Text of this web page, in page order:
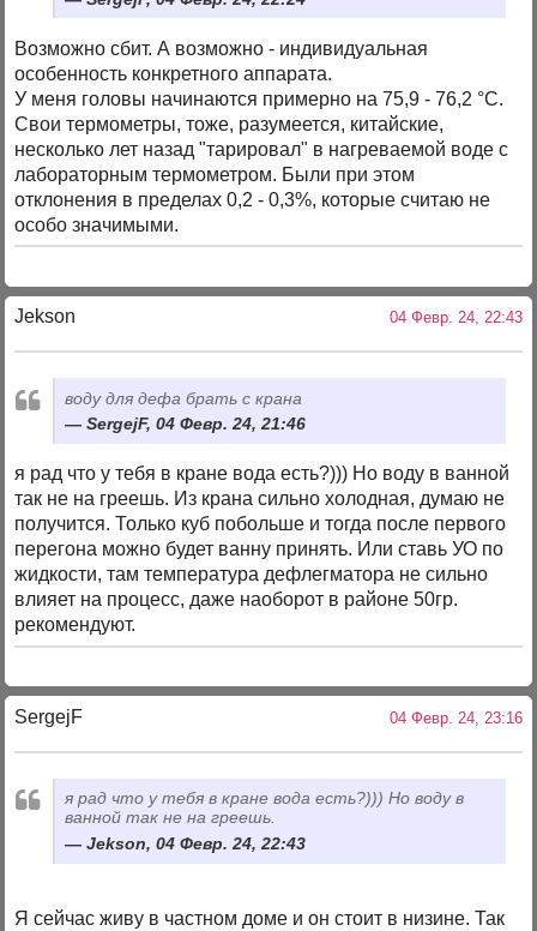
Возможно сбит. А возможно - индивидуальная
особенность конкретного аппарата.
У меня головы начинаются примерно на 75,9 - 76,2 °C.
Свои термометры, тоже, разумеется, китайские,
несколько лет назад "тарировал" в нагреваемой воде с
лабораторным термометром. Были при этом
отклонения в пределах 0,2 - 0,3%, которые считаю не
особо значимыми.
Jekson 04 Февр. 24, 22:43
воду для дефа брать с крана
SergejF, 04 Февр. 24, 21:46
я рад что у тебя в кране вода есть?))) Но воду в ванной
так не на греешь. Из крана сильно холодная, думаю не
получится. Только куб побольше и тогда после первого
перегона можно будет ванну принять. Или ставь УО по
жидкости, там температура дефлегматора не сильно
влияет на процесс, даже наоборот в районе 50гр.
рекомендуют.
SergejF 04 Февр. 24, 23:16
я рад что у тебя в кране вода есть?))) Но воду в
ванной так не на греешь.
Jekson, 04 Февр. 24, 22:43
Я сейчас живу в частном доме и он стоит в низине. Так